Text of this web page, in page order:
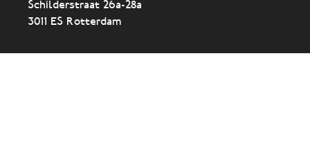
Schilderstraat 26a-28a
3011 ES Rotterdam